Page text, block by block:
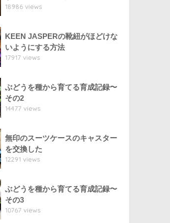
18986 views
KEEN JASPERの靴紐がほどけな
いようにする方法
17917 views
ぶどうを種から育てる育成記録〜
その2
14477 views
無印のスーツケースのキャスター
を交換した
12291 views
ぶどうを種から育てる育成記録〜
その3
10767 views